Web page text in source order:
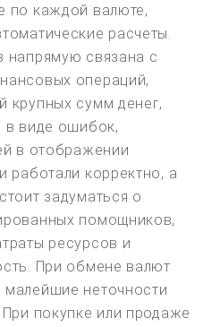
по каждой валюте,
расчеты.
напрямую связана с
операций,
крупных сумм денег,
в виде ошибок,
в отображении
работали корректно, а
задуматься о
помощников,
ресурсов и
При обмене валют
неточности
покупке или продаже